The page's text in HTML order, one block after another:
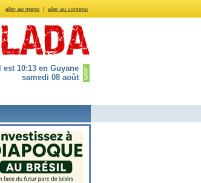
aller au menu aller au contenu
Il est 10:13 en Guyane
samedi 08 août